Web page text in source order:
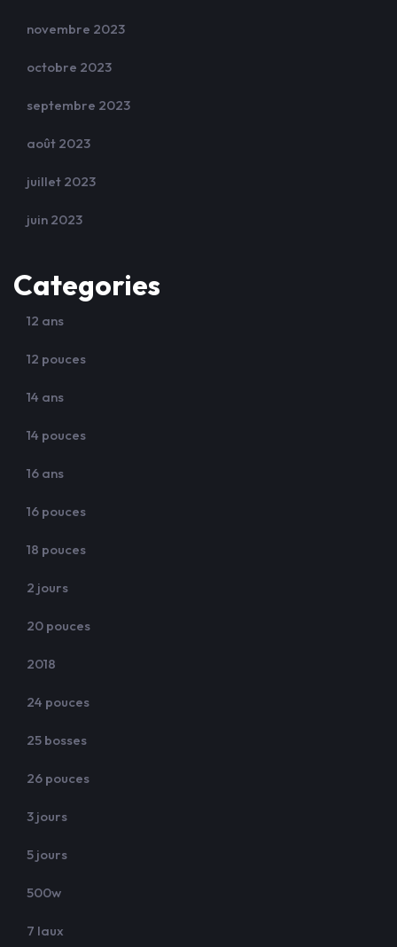
novembre 2023
octobre 2023
septembre 2023
août 2023
juillet 2023
juin 2023
Categories
12 ans
12 pouces
14 ans
14 pouces
16 ans
16 pouces
18 pouces
2 jours
20 pouces
2018
24 pouces
25 bosses
26 pouces
3 jours
5 jours
500w
7 laux